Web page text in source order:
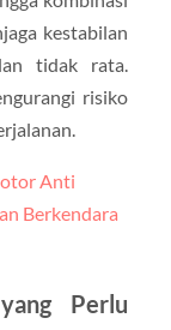
kestabilan
tidak rata.
risiko
Anti
Berkendara
Perlu